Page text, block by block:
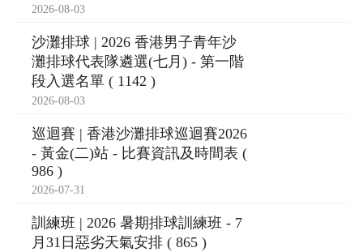
2026-08-03
沙灘排球 | 2026 香港男子青年沙
灘排球代表隊遴選(七月) - 第一階
段入選名單 ( 1142 )
2026-08-03
巡迴賽 | 香港沙灘排球巡迴賽2026
- 黃金(二)站 - 比賽資訊及時間表 (
986 )
2026-07-31
訓練班 | 2026 暑期排球訓練班 - 7
月31日惡劣天氣安排 ( 865 )